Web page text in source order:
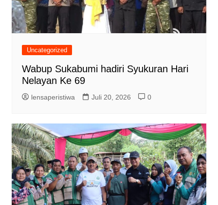
Uncategorized
Wabup Sukabumi hadiri Syukuran Hari
Nelayan Ke 69
lensaperistiwa Juli 20, 2026 0